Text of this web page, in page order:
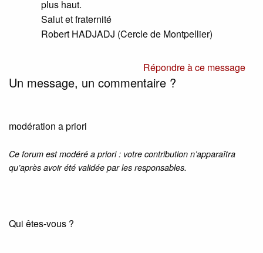
plus haut.
Salut et fraternité
Robert HADJADJ (Cercle de Montpellier)
Répondre à ce message
Un message, un commentaire ?
modération a priori
Ce forum est modéré a priori : votre contribution n’apparaîtra
qu’après avoir été validée par les responsables.
Qui êtes-vous ?